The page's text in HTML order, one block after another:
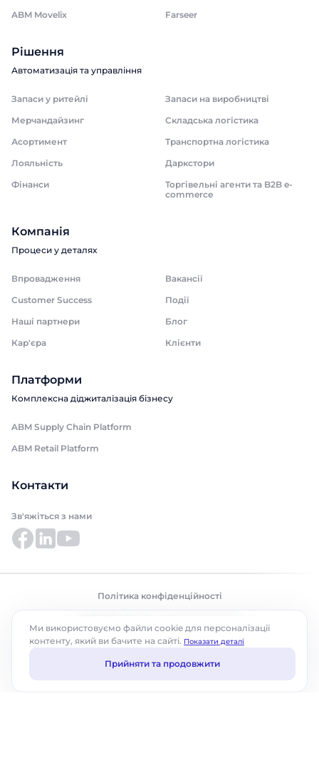
ABM Movelix
Farseer
Рішення
Автоматизація та управління
Запаси у ритейлі
Запаси на виробництві
Мерчандайзинг
Складська логістика
Асортимент
Транспортна логістика
Лояльність
Даркстори
Фінанси
Торгівельні агенти та B2B e-
commerce
Компанія
Процеси у деталях
Впровадження
Вакансії
Customer Success
Події
Наші партнери
Блог
Кар'єра
Клієнти
Платформи
Комплексна діджиталізація бізнесу
ABM Supply Chain Platform
ABM Retail Platform
Контакти
Зв'яжіться з нами
Політика конфіденційності
Ми використовуємо файли cookie для персоналізації
контенту, який ви бачите на сайті. Показати деталі
Прийняти та продовжити